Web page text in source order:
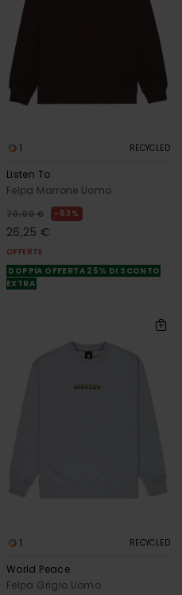
1 RECYCLED
Listen To
Felpa Marrone Uomo
70,00 € 63%
26,25 €
OFFERTE
DOPPIA OFFERTA 25% DI SCONTO
EXTRA
1 RECYCLED
World Peace
Felpa Grigio Uomo